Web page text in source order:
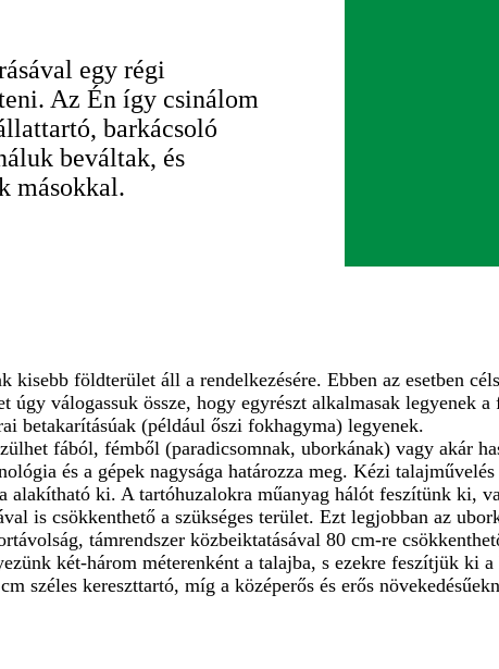
egy régi
Az Én így csinálom
barkácsoló
beváltak, és
másokkal.
kisebb földterület áll a rendelkezésére. Ebben az esetben
úgy válogassuk össze, hogy egyrészt alkalmasak legyenek
betakarításúak (például őszi fokhagyma) legyenek.
fából, fémből (paradicsomnak, uborkának) vagy akár
és a gépek nagysága határozza meg. Kézi
alakítható ki. A tartóhuzalokra műanyag hálót feszítünk ki,
is csökkenthető a szükséges terület. Ezt legjobban az
támrendszer közbeiktatásával 80 cm-re
két-három méterenként a talajba, s ezekre feszítjük ki
széles kereszttartó, míg a középerős és erős